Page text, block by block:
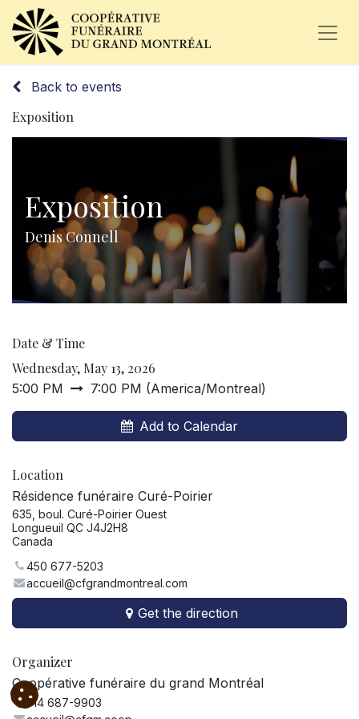
Back to events
Exposition
Exposition
Denis Connell
Date & Time
Wednesday, May 13, 2026
5:00 PM 7:00 PM (America/Montreal)
Add to Calendar
Location
Résidence funéraire Curé-Poirier
635, boul. Curé-Poirier Ouest
Longueuil QC J4J2H8
Canada
450 677-5203
accueil@cfgrandmontreal.com
Get the direction
Organizer
Coopérative funéraire du grand Montréal
514 687-9903